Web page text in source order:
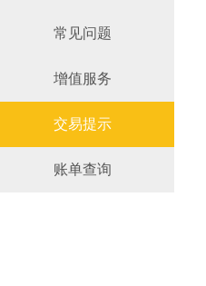
常见问题
增值服务
交易提示
账单查询